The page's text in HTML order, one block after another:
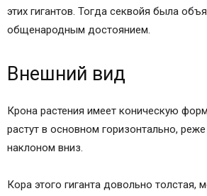
этих гигантов. Тогда секвойя была
общенародным достоянием.
Внешний вид
Крона растения имеет коническую
растут в основном горизонтально,
наклоном вниз.
Кора этого гиганта довольно толстая,